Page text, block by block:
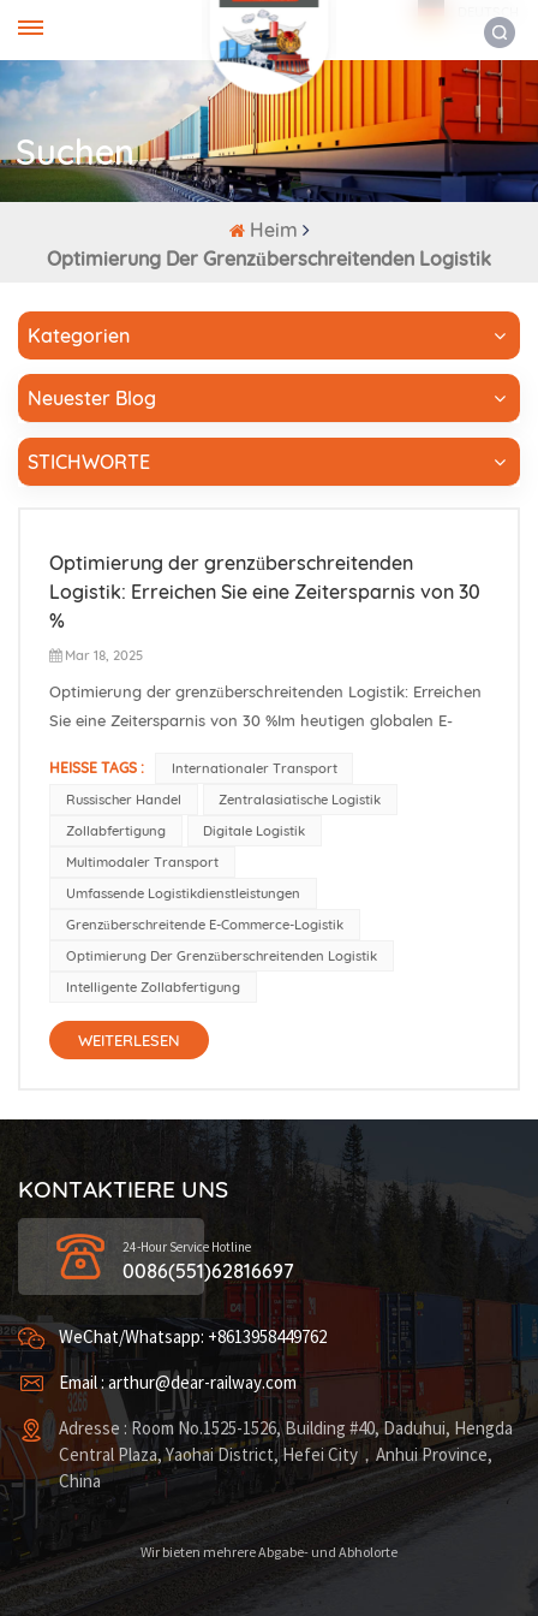
Suchen
Heim
Optimierung Der Grenzüberschreitenden Logistik
Kategorien
Neuester Blog
STICHWORTE
Optimierung der grenzüberschreitenden
Logistik: Erreichen Sie eine Zeitersparnis von 30
%
Mar 18, 2025
Optimierung der grenzüberschreitenden Logistik: Erreichen
Sie eine Zeitersparnis von 30 %Im heutigen globalen E-
Unsere integrierten Logistiklösungen – TIR-LKW-
Transporte, nationale Lkw-Dienste und internationale
Bahnverbindungen (Mitteleuropa,...
HEISSE TAGS :
Internationaler Transport
Russischer Handel
Zentralasiatische Logistik
Zollabfertigung
Digitale Logistik
Multimodaler Transport
Umfassende Logistikdienstleistungen
Grenzüberschreitende E-Commerce-Logistik
Optimierung Der Grenzüberschreitenden Logistik
Intelligente Zollabfertigung
WEITERLESEN
KONTAKTIERE UNS
24-Hour Service Hotline
0086(551)62816697
WeChat/Whatsapp: +8613958449762
Email : arthur@dear-railway.com
Adresse : Room No.1525-1526, Building #40, Daduhui, Hengda
Central Plaza, Yaohai District, Hefei City，Anhui Province,
China
Wir bieten mehrere Abgabe- und Abholorte